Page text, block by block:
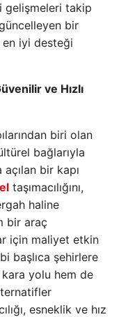
gelişmeleri takip
bir
iyi desteği
ve Hızlı
biri olan
bağlarıyla
bir kapı
taşımacılığını,
haline
bir araç
için maliyet etkin
başlıca şehirlere
yolu hem de
esneklik ve hız